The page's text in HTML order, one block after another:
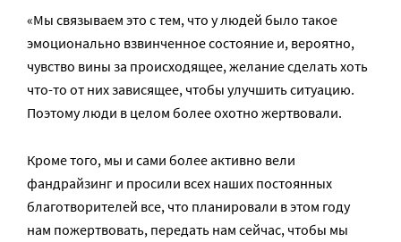
«Мы связываем это с тем, что у людей было такое
эмоционально взвинченное состояние и, вероятно,
чувство вины за происходящее, желание сделать хоть
что-то от них зависящее, чтобы улучшить ситуацию.
Поэтому люди в целом более охотно жертвовали.
Кроме того, мы и сами более активно вели
фандрайзинг и просили всех наших постоянных
благотворителей все, что планировали в этом году
нам пожертвовать, передать нам сейчас, чтобы мы